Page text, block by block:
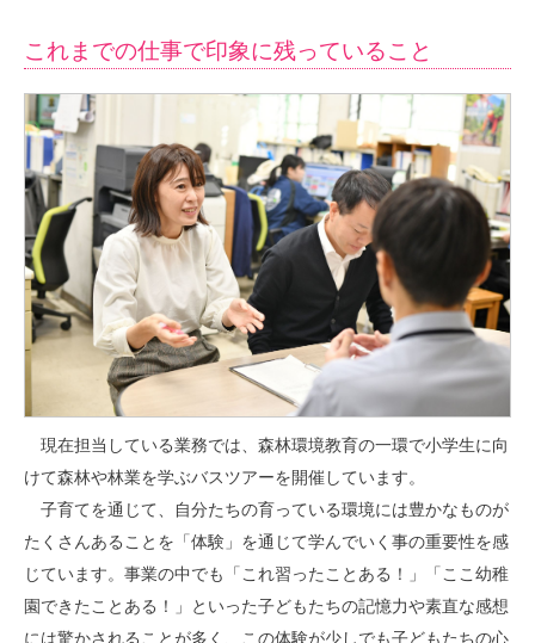
これまでの仕事で印象に残っていること
現在担当している業務では、森林環境教育の一環で小学生に向
けて森林や林業を学ぶバスツアーを開催しています。
子育てを通じて、自分たちの育っている環境には豊かなものが
たくさんあることを「体験」を通じて学んでいく事の重要性を感
じています。事業の中でも「これ習ったことある！」「ここ幼稚
園できたことある！」といった子どもたちの記憶力や素直な感想
には驚かされることが多く、この体験が少しでも子どもたちの心